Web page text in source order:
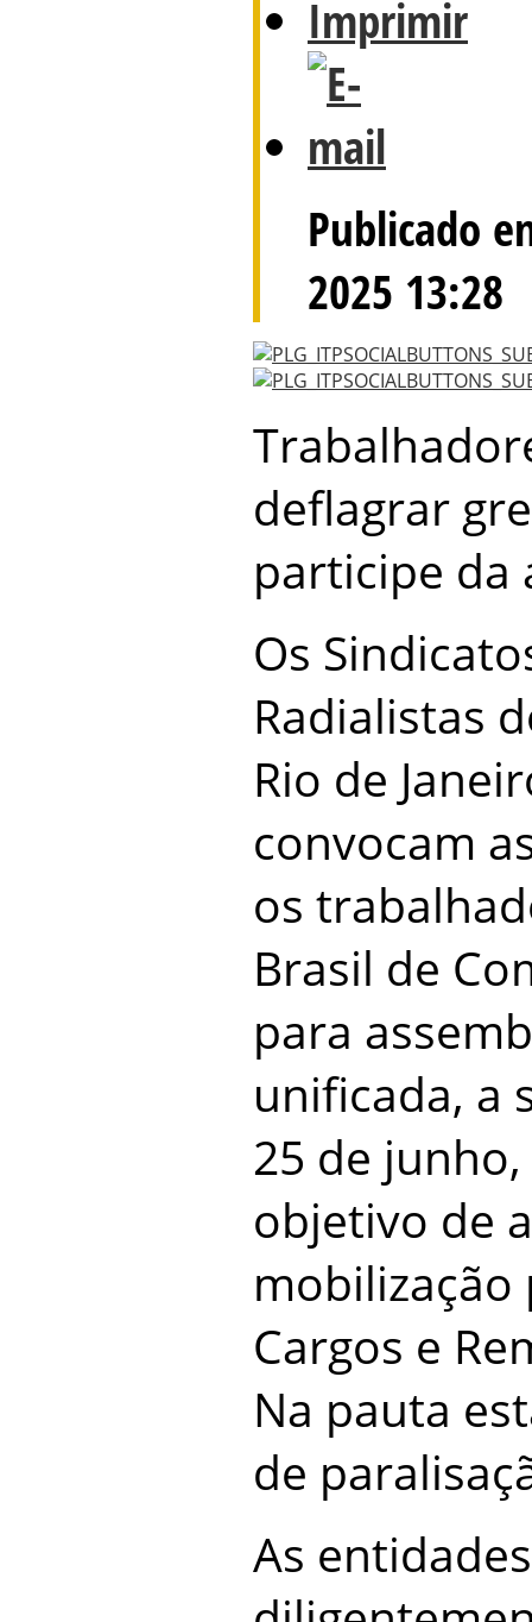
Publicado
2025 13:28
deflagrar
participe da
Os
Radialistas
Rio de
convocam
os
Brasil de
para
unificada, a
25 de
objetivo de
mobilização
Cargos e
Na pauta
de
As